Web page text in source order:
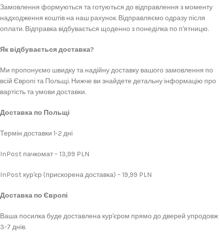
Замовлення формуються та готуються до відправлення з моменту
надходження коштів на наш рахунок. Відправляємо одразу після
оплати. Відправка відбувається щоденно з понеділка по п'ятницю.
Як відбувається доставка?
Ми пропонуємо швидку та надійну доставку вашого замовлення по
всій Європі та Польщі. Нижче ви знайдете детальну інформацію про
вартість та умови доставки.
Доставка по Польщі
Термін доставки 1-2 дні
InPost пачкомат – 13,99 PLN
InPost кур'єр (прискорена доставка) – 19,99 PLN
Доставка по Європі
Ваша посилка буде доставлена кур'єром прямо до дверей упродовж
3-7 днів.